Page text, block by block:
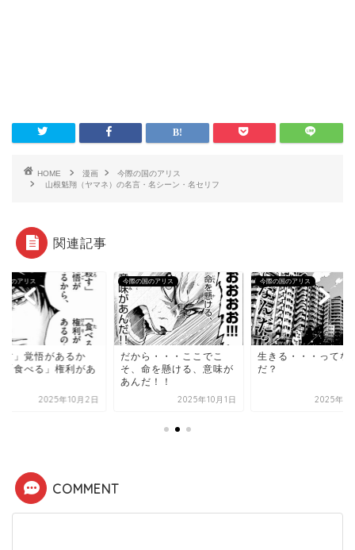
HOME 漫画
今際の国のアリス
山根魁翔（ヤマネ）の名言・名シーン・名セリフ
関連記事
国のアリス
す」覚悟があるか
「食べる」権利があ
2025年10月2日
今際の国のアリス
だから・・・ここでこ
そ、命を懸ける、意味が
あんだ！！
2025年10月1日
今際の国のアリス
生きる・・・ってな
だ？
2025年10
COMMENT